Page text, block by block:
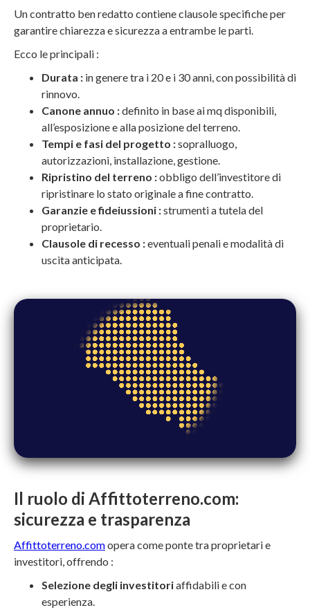
Un contratto ben redatto contiene clausole specifiche per
garantire chiarezza e sicurezza a entrambe le parti.
Ecco le principali :
Durata : in genere tra i 20 e i 30 anni, con possibilità di
rinnovo.
Canone annuo :definito in base ai mq disponibili,
all’esposizione e alla posizione del terreno.
Tempi e fasi del progetto :sopralluogo,
autorizzazioni, installazione, gestione.
Ripristino del terreno :obbligo dell’investitore di
ripristinare lo stato originale a fine contratto.
Garanzie e fideiussioni :strumenti a tutela del
proprietario.
Clausole di recesso :eventuali penali e modalità di
uscita anticipata.
Il ruolo di Affittoterreno.com:
sicurezza e trasparenza
Affittoterreno.comopera come ponte tra proprietari e
investitori, offrendo :
Selezione degli investitoriaffidabili e con
esperienza.